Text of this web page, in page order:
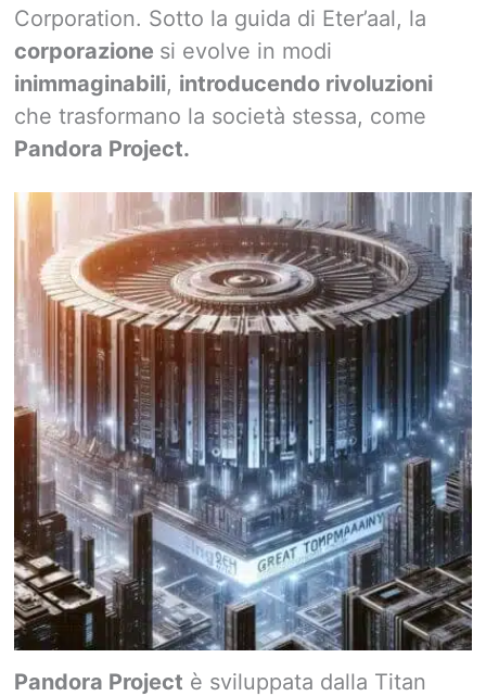
Corporation. Sotto la guida di Eter’aal, la
corporazione si evolve in modi
inimmaginabili, introducendo rivoluzioni
che trasformano la società stessa, come
Pandora Project.
Pandora Project è sviluppata dalla Titan